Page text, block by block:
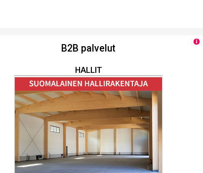
B2B palvelut
HALLIT